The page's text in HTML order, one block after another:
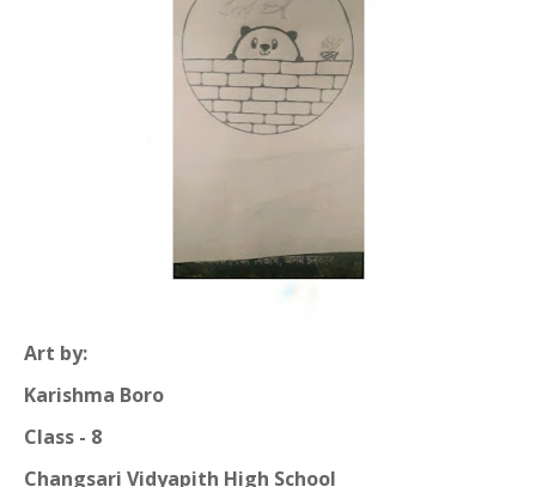
Art by:
Karishma Boro
Class - 8
Changsari Vidyapith High School